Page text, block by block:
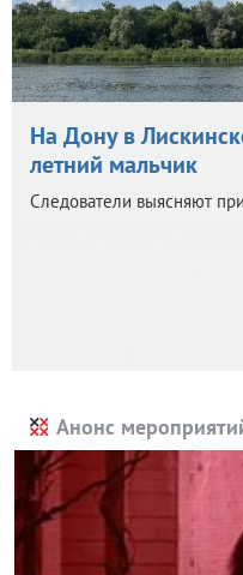
На Дону в
летний мальчик
Следователи выясняют
Анонс